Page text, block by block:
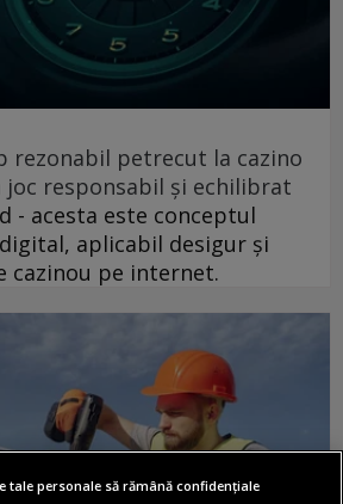
rezonabil petrecut la cazino
responsabil și echilibrat
- acesta este conceptul
aplicabil desigur și
cazinou pe internet.
tale personale să rămână confidențiale